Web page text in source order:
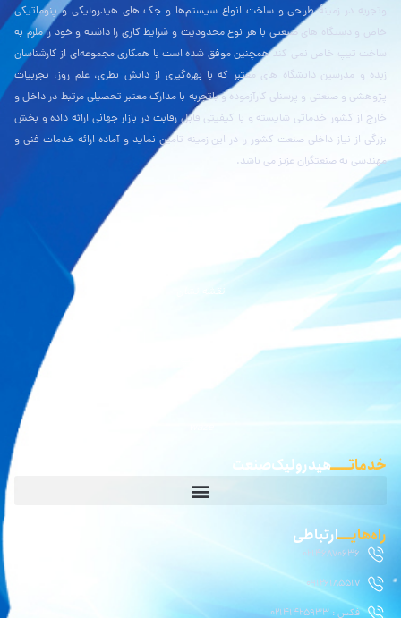
وتجربه در زمینۀ طراحی و ساخت انواع سیستم‌ها و جک های هیدرولیکی و پنوماتیکی
خاص و دستگاه های صنعتی با هر نوع محدودیت و شرایط کاری را داشته و خود را ملزم به
ساخت تیپ خاص نمی کند همچنین موفق شده است با همکاری مجموعه‌ای از کارشناسان
زبده و مدرسین دانشگاه های معتبر که با بهره‌گیری از دانش نظری، علم روز، تجربیات
پژوهشی و صنعتی و پرسنلی کارآزموده و باتجربه با مدارک معتبر تحصیلی مرتبط در داخل و
خارج از کشور خدماتی شایسته و با کیفیتی قابل رقابت در بازار جهانی ارائه داده و بخش
بزرگی از نیاز داخلی صنعت کشور را در این زمینه تامین نماید و آماده ارائه خدمات فنی و
مهندسی به صنعتگران عزیز می باشد.
نقشه نشان
خدماتـــــهیدرولیک صنعت
راه‌هایــــارتباطی
02146870636
09126185517
فکس : 02141425933